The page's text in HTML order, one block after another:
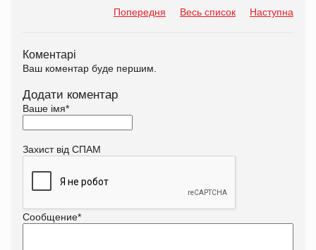
Попередня Весь список Наступна
Коментарі
Ваш коментар буде першим.
Додати коментар
Ваше імя*
Захист від СПАМ
Сообщение*